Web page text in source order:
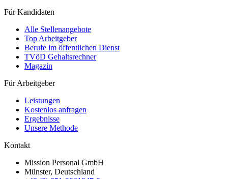
Für Kandidaten
Alle Stellenangebote
Top Arbeitgeber
Berufe im öffentlichen Dienst
TVöD Gehaltsrechner
Magazin
Für Arbeitgeber
Leistungen
Kostenlos anfragen
Ergebnisse
Unsere Methode
Kontakt
Mission Personal GmbH
Münster, Deutschland